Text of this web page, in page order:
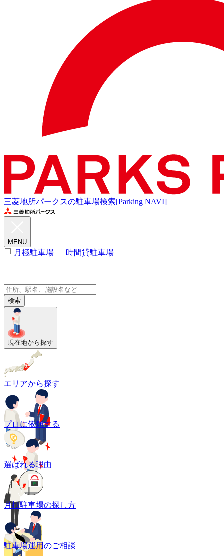
三菱地所パークスの駐車場検索[Parking NAVI]
MENU
月極駐車場 時間貸駐車場
検索
現在地から探す
エリアから探す
プロに依頼する
選ばれる理由
月極駐車場の探し方
駐車場運用のご相談